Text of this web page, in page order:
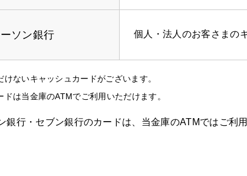
ーソン銀行 個人・法人のお客さまの
けないキャッシュカードがございます。
ドは当金庫のATMでご利用いただけます。
銀行・セブン銀行のカードは、当金庫のATMではご利